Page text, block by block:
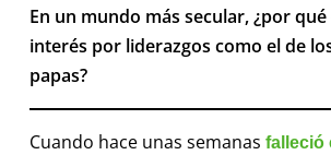
En un mundo más secular, ¿por qué
interés por liderazgos como el de
papas?
Cuando hace unas semanas falleció